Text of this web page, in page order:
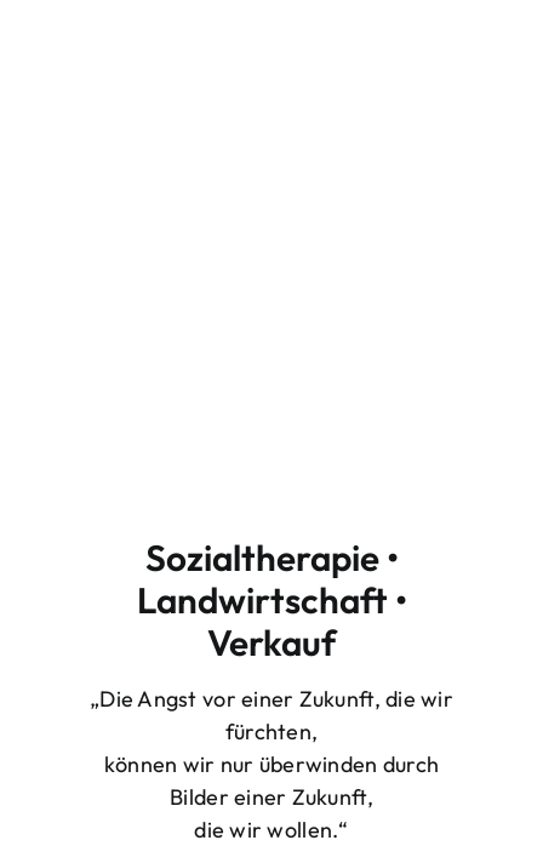
Sozialtherapie •
Landwirtschaft •
Verkauf
„Die Angst vor einer Zukunft, die wir
fürchten,
können wir nur überwinden durch
Bilder einer Zukunft,
die wir wollen.“